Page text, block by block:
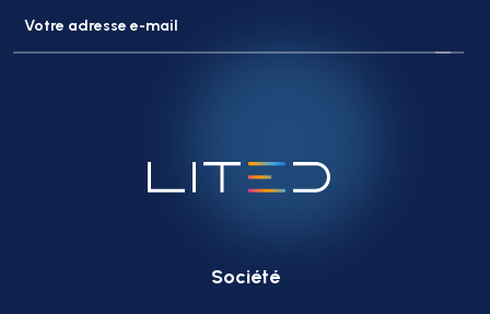
Société